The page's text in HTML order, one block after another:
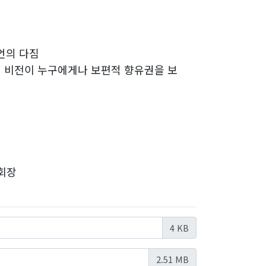
의 다짐
이 누구에게나 보편적 향유권을 보
장
4 KB
2.51 MB